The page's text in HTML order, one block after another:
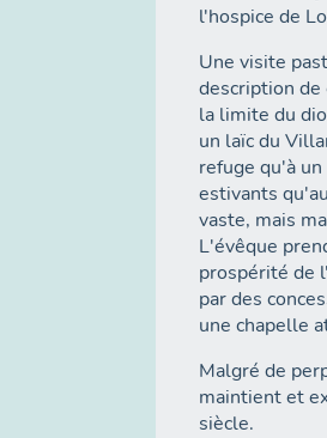
l'hospice de
Une visite
description
la limite du
un laïc du
refuge qu'à
estivants
vaste, mais
L'évêque
prospérité de
par des
une chapelle
Malgré de
maintient et
siècle.